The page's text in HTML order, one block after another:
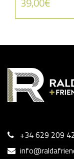
+34 629 209